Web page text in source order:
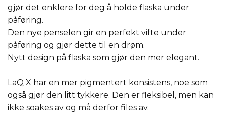
gjør det enklere for deg å holde flaska under
påføring.
Den nye penselen gir en perfekt vifte under
påføring og gjør dette til en drøm.
Nytt design på flaska som gjør den mer elegant.
LaQ X har en mer pigmentert konsistens, noe som
også gjør den litt tykkere. Den er fleksibel, men kan
ikke soakes av og må derfor files av.